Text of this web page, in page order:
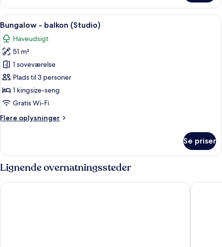
Room
With
Balcony
Indlæs
alle
billeder
af
Bungalow
-
balkon
(Studio)
Et hotelværelse med en stor seng,
7
Bungalow - balkon (Studio)
Haveudsigt
51 m²
1 soveværelse
Plads til 3 personer
1 kingsize-seng
Gratis Wi-Fi
Flere oplysninger
Flere
-
(Studio)
Se priser
Lignende overnatningssteder
Beverly Wilshire, Beverly Hills, A Four Seasons Hotel Sofitel